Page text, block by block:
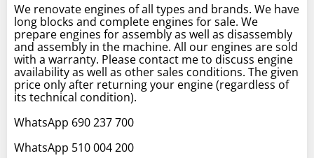
We renovate engines of all types and brands. We have
long blocks and complete engines for sale. We
prepare engines for assembly as well as disassembly
and assembly in the machine. All our engines are sold
with a warranty. Please contact me to discuss engine
availability as well as other sales conditions. The given
price only after returning your engine (regardless of
its technical condition).
WhatsApp 690 237 700
WhatsApp 510 004 200